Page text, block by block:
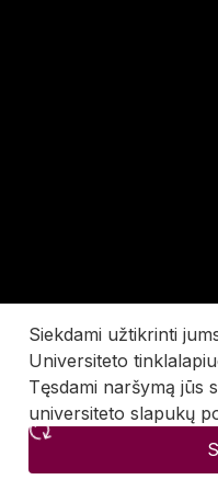
Siekdami užtikrinti
Universiteto
Tęsdami naršymą jūs
universiteto slapukų